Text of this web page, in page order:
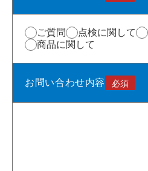
ご質問 点検に関して
商品に関して
お問い合わせ内容